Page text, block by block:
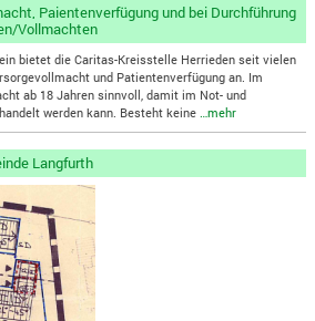
Paientenverfügung und bei Durchführung
Vollmachten
bietet die Caritas-Kreisstelle Herrieden seit vielen
und Patientenverfügung an. Im
ab 18 Jahren sinnvoll, damit im Not- und
werden kann. Besteht keine…mehr
Langfurth